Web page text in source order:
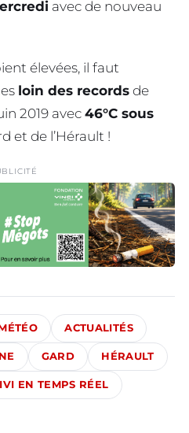
avec de nouveau
élevées, il faut
loin des records de
2019 avec 46°C sous
et de l’Hérault !
ACTUALITÉS
GARD HÉRAULT
EN TEMPS RÉEL